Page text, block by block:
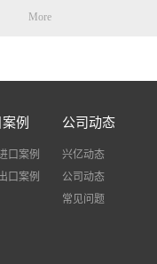
个税金是客户需自觉承担
进口税费，我司只是垫付.
自己去查件出现问题很多
事，而我司不需要客户自
More
例
口案例
口案例
公司动态
兴亿动态
公司动态
常见问题